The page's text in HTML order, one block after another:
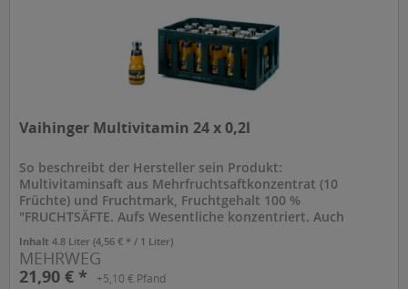
Vaihinger Multivitamin 24 x 0,2l
So beschreibt der Hersteller sein Produkt:
Multivitaminsaft aus Mehrfruchtsaftkonzentrat (10
Früchte) und Fruchtmark, Fruchtgehalt 100 %
"FRUCHTSÄFTE. Aufs Wesentliche konzentriert. Auch
Inhalt4.8 Liter(4,56 € * / 1 Liter)
MEHRWEG
21,90 € *
+5,10 € Pfand